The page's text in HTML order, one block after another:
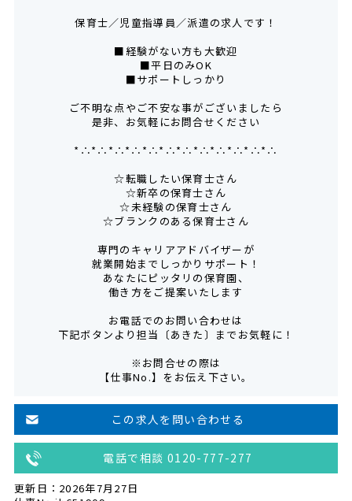
保育士／児童指導員／派遣の求人です！
■経験がない方も大歓迎
■平日のみOK
■サポートしっかり
ご不明な点やご不安な事がございましたら
是非、お気軽にお問合せください
*∴*∴*∴*∴*∴*∴*∴*∴*∴*∴*∴*∴
☆転職したい保育士さん
☆新卒の保育士さん
☆未経験の保育士さん
☆ブランクのある保育士さん
専門のキャリアアドバイザーが
就業開始までしっかりサポート！
あなたにピッタリの保育園、
働き方をご提案いたします
お電話でのお問い合わせは
下記ボタンより担当〔あきた〕までお気軽に！
※お問合せの際は
【仕事No.】をお伝え下さい。
この求人を問い合わせる
電話で相談 0120-777-277
更新日：2026年7月27日